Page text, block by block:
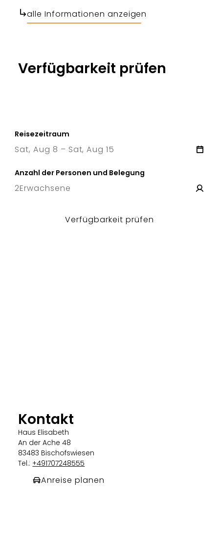
alle Informationen anzeigen
Verfügbarkeit prüfen
Reisezeitraum
Sat, Aug 8 – Sat, Aug 15
Anzahl der Personen und Belegung
2Erwachsene
Verfügbarkeit prüfen
Kontakt
Haus Elisabeth
An der Ache 48
83483 Bischofswiesen
Tel.:+491707248555
Anreise planen